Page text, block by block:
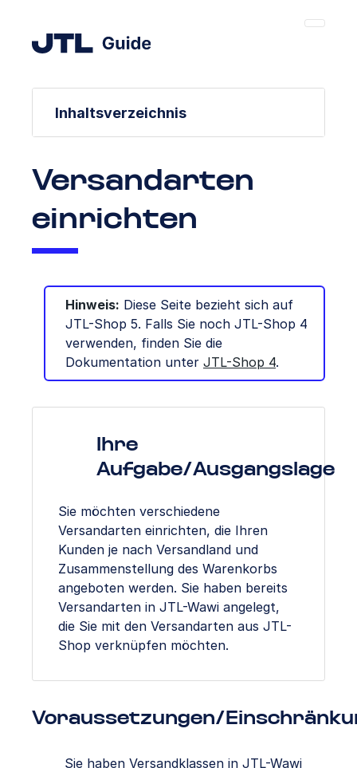
Inhaltsverzeichnis
Versandarten
einrichten
Hinweis: Diese Seite bezieht sich auf
JTL-Shop 5. Falls Sie noch JTL-Shop 4
verwenden, finden Sie die
Dokumentation unter JTL-Shop 4.
Ihre
Aufgabe/Ausgangslage
Sie möchten verschiedene
Versandarten einrichten, die Ihren
Kunden je nach Versandland und
Zusammenstellung des Warenkorbs
angeboten werden. Sie haben bereits
Versandarten in JTL-Wawi angelegt,
die Sie mit den Versandarten aus JTL-
Shop verknüpfen möchten.
Voraussetzungen/
Sie haben Versandklassen in JTL-Wawi